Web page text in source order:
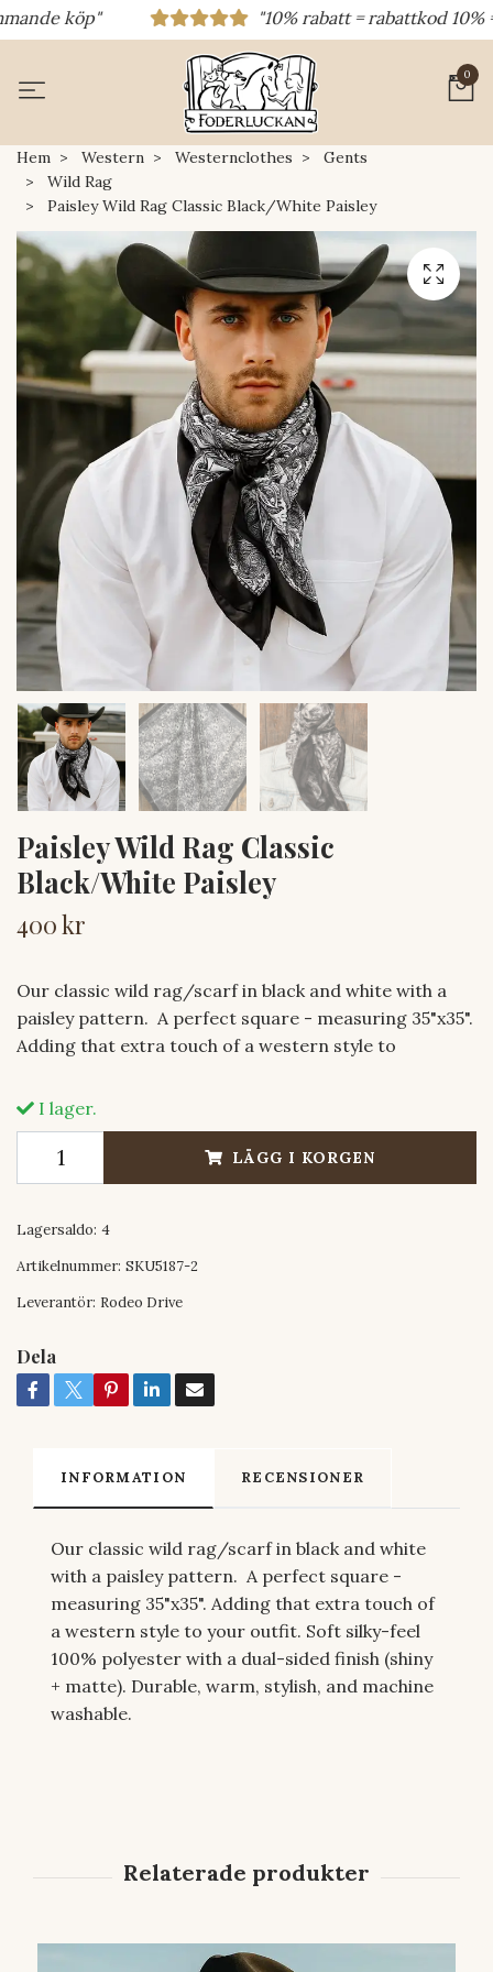
köp" "10% rabatt = rabattkod 10% =
0
Hem Western Westernclothes
Gents
Wild Rag
Paisley Wild Rag Classic Black/White Paisley
Paisley Wild Rag Classic
Black/White Paisley
400 kr
Our classic wild rag/scarf in black and white with a
paisley pattern. A perfect square - measuring 35"x35".
Adding that extra touch of a western style to
I lager.
LÄGG I KORGEN
Lagersaldo: 4
Artikelnummer: SKU5187-2
Leverantör: Rodeo Drive
Dela
INFORMATION RECENSIONER
Our classic wild rag/scarf in black and white
with a paisley pattern. A perfect square -
measuring 35"x35". Adding that extra touch of
a western style to your outfit. Soft silky-feel
100% polyester with a dual-sided finish (shiny
+ matte). Durable, warm, stylish, and machine
washable.